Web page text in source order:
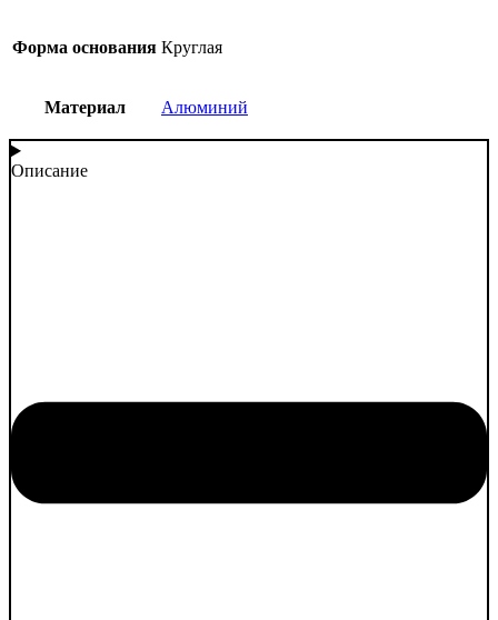
Форма основания Круглая
Материал Алюминий
Описание